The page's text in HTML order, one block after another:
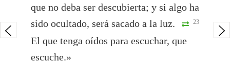
que no deba ser descubierta; y si algo ha
sido ocultado, será sacado a la luz.
23
El que tenga oídos para escuchar, que
escuche.»